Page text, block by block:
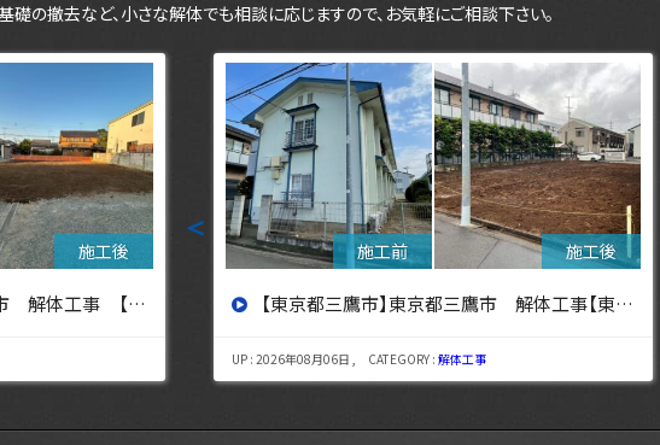
礎の撤去など、小さな解体でも相談に応じますので、お気軽にご相談下さい。
＜
川の解体工事なら東央建設へ】 【東京都立川市】東京都立川市 解体工事 【東京・埼玉・神奈川の解体工事なら東央建設へ】
UP : 2026年08月03日 , CATEGORY :解体工事